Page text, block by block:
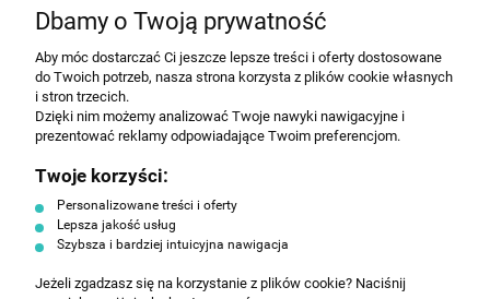
Wyrażam zgodę na przesyłanie informacji
handlowej na poniższy adres email. Więcej w
ZAPISZ SIĘ
Dbamy o Twoją prywatność
Aby móc dostarczać Ci jeszcze lepsze treści i oferty dostosowane
do Twoich potrzeb, nasza strona korzysta z plików cookie własnych
i stron trzecich.
Dzięki nim możemy analizować Twoje nawyki nawigacyjne i
prezentować reklamy odpowiadające Twoim preferencjom.
Twoje korzyści:
Personalizowane treści i oferty
Lepsza jakość usług
Szybsza i bardziej intuicyjna nawigacja
Jeżeli zgadzasz się na korzystanie z plików cookie? Naciśnij